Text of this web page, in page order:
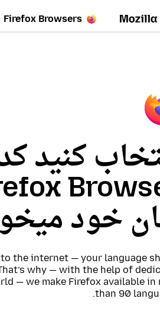
Firefox Browsers
کنید
خود
to the internet — your language
why — with the help of
— we make Firefox available in
than 90